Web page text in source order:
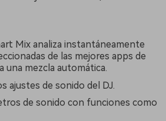
Mix analiza instantáneamente
de las mejores apps de
una mezcla automática.
ajustes de sonido del DJ.
de sonido con funciones como